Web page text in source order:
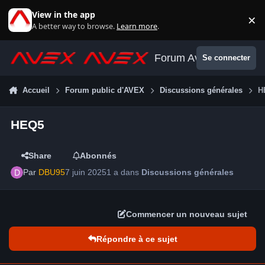
View in the app
A better way to browse. Learn more. ×
Forum AvexSe connecter
Accueil Forum public d'AVEX Discussions générales
HEQ5
Share
Abonnés
Par DBU957 juin 20251 a dans Discussions générales
Commencer un nouveau sujet
Répondre à ce sujet